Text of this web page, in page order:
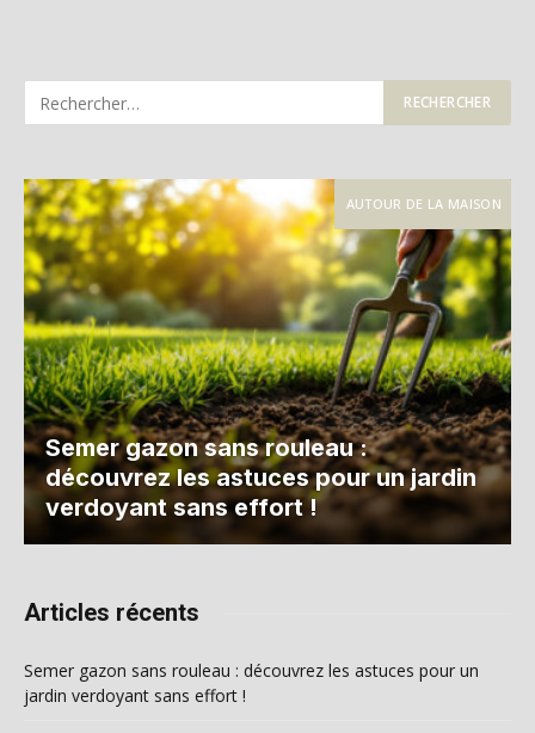
AUTOUR DE LA MAISON
Semer gazon sans rouleau :
découvrez les astuces pour un jardin
verdoyant sans effort !
Articles récents
Semer gazon sans rouleau : découvrez les astuces pour un
jardin verdoyant sans effort !